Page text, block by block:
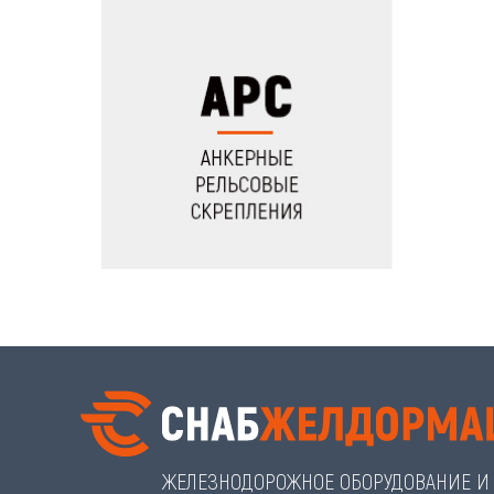
ЖЕЛЕЗНОДОРОЖНОЕ ОБОРУДОВАНИЕ